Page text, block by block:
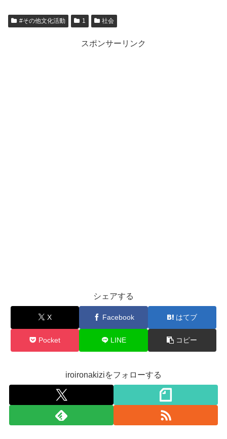
#その他文化活動 1 社会
スポンサーリンク
シェアする
X Facebook はてブ
Pocket LINE コピー
iroironakiziをフォローする